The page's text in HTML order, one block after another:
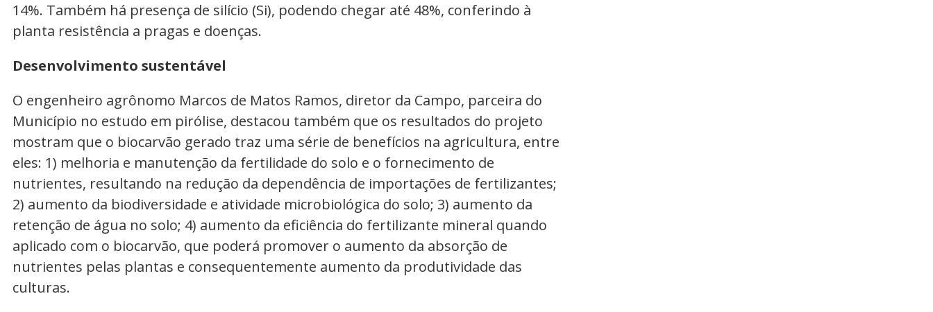
14%. Também há presença de silício (Si), podendo chegar até 48%, conferindo à
planta resistência a pragas e doenças.
Desenvolvimento sustentável
O engenheiro agrônomo Marcos de Matos Ramos, diretor da Campo, parceira do
Município no estudo em pirólise, destacou também que os resultados do projeto
mostram que o biocarvão gerado traz uma série de benefícios na agricultura, entre
eles: 1) melhoria e manutenção da fertilidade do solo e o fornecimento de
nutrientes, resultando na redução da dependência de importações de fertilizantes;
2) aumento da biodiversidade e atividade microbiológica do solo; 3) aumento da
retenção de água no solo; 4) aumento da eficiência do fertilizante mineral quando
aplicado com o biocarvão, que poderá promover o aumento da absorção de
nutrientes pelas plantas e consequentemente aumento da produtividade das
culturas.